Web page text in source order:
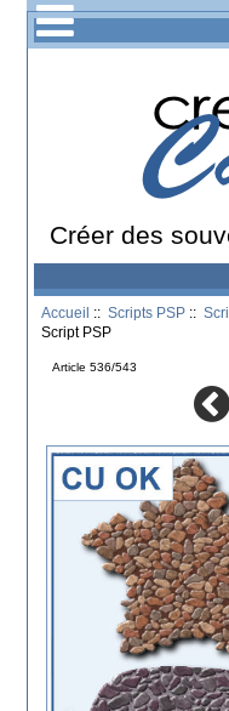
Créer des
Accueil ::Scripts PSP ::
Script PSP
Article 536/543